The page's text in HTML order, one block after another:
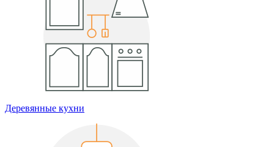
Деревянные кухни